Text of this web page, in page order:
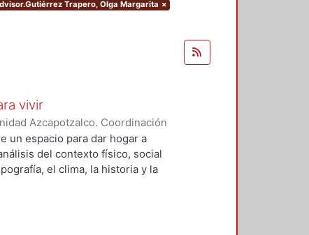
Trapero, Olga Margarita ×
vivir
Azcapotzalco. Coordinación
Cruz, Claudia Alondra;Arce
un espacio para dar hogar a
del contexto físico, social
el clima, la historia y la